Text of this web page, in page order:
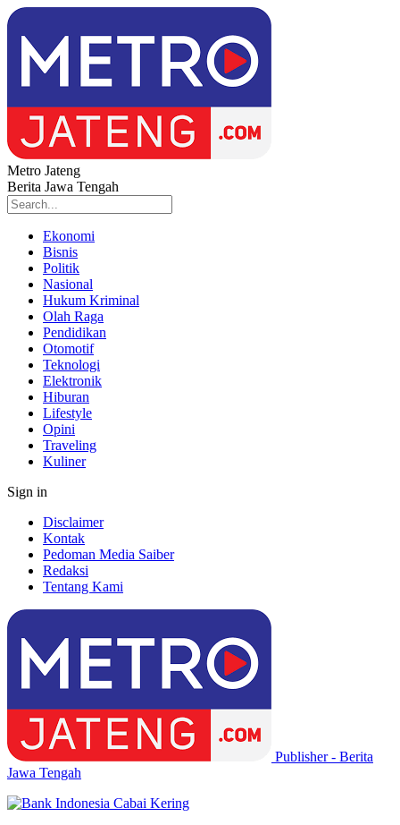
Metro Jateng
Berita Jawa Tengah
Ekonomi
Bisnis
Politik
Nasional
Hukum Kriminal
Olah Raga
Pendidikan
Otomotif
Teknologi
Elektronik
Hiburan
Lifestyle
Opini
Traveling
Kuliner
Sign in
Disclaimer
Kontak
Pedoman Media Saiber
Redaksi
Tentang Kami
Publisher - Berita
Jawa Tengah